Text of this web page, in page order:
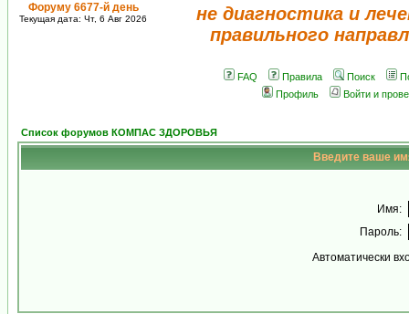
Форуму 6677-й день
Текущая дата: Чт, 6 Авг 2026
не диагностика и
правильного
FAQ Правила Поиск
Профиль
Войти и
Список форумов КОМПАС ЗДОРОВЬЯ
Введите ваше
Имя:
Пароль:
Автоматически